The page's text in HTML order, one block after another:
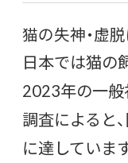
猫の失神・虚
日本では猫の
2023年の一
調査によると
に達していま